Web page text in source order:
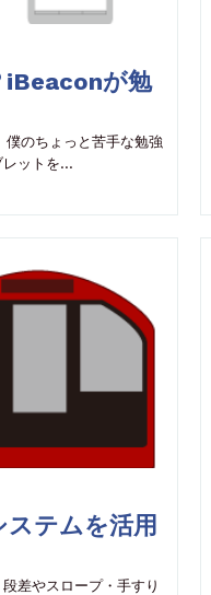
iBeaconが勉
僕のちょっと苦手な勉強
レットを…
テムを活用
差やスロープ・手すり